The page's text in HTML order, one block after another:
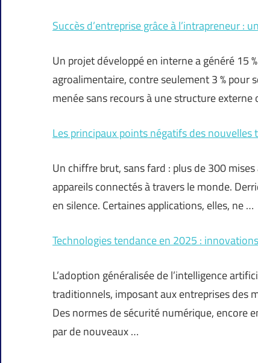
Succès d’entreprise grâce à l’intrapreneur :
Un projet développé en interne a généré 15
agroalimentaire, contre seulement 3 % pour
menée sans recours à une structure externe
Les principaux points négatifs des nouvelles
Un chiffre brut, sans fard : plus de 300
appareils connectés à travers le monde.
en silence. Certaines applications, elles, ne …
Technologies tendance en 2025 :
L’adoption généralisée de l’intelligence
traditionnels, imposant aux entreprises des
Des normes de sécurité numérique, encore
par de nouveaux …